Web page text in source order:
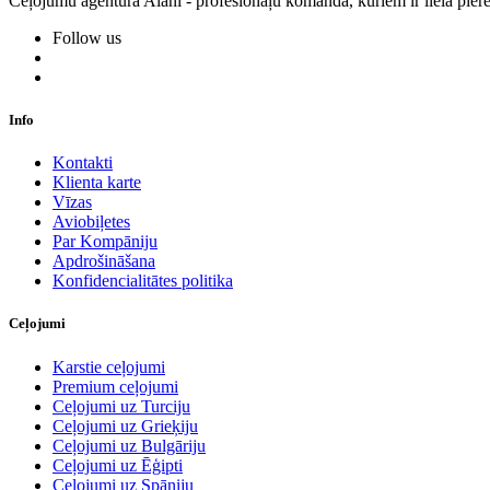
Follow us
Info
Kontakti
Klienta karte
Vīzas
Aviobiļetes
Par Kompāniju
Apdrošināšana
Konfidencialitātes politika
Ceļojumi
Karstie ceļojumi
Premium ceļojumi
Ceļojumi uz Turciju
Ceļojumi uz Grieķiju
Ceļojumi uz Bulgāriju
Ceļojumi uz Ēģipti
Ceļojumi uz Spāniju